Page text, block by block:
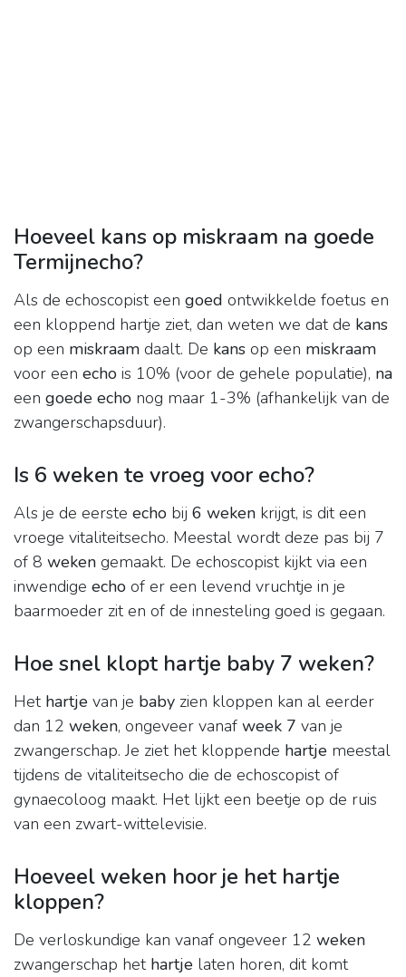
Hoeveel kans op miskraam na goede
Termijnecho?
Als de echoscopist een goed ontwikkelde foetus en
een kloppend hartje ziet, dan weten we dat de kans
op een miskraam daalt. De kans op een miskraam
voor een echo is 10% (voor de gehele populatie), na
een goede echo nog maar 1-3% (afhankelijk van de
zwangerschapsduur).
Is 6 weken te vroeg voor echo?
Als je de eerste echo bij 6 weken krijgt, is dit een
vroege vitaliteitsecho. Meestal wordt deze pas bij 7
of 8 weken gemaakt. De echoscopist kijkt via een
inwendige echo of er een levend vruchtje in je
baarmoeder zit en of de innesteling goed is gegaan.
Hoe snel klopt hartje baby 7 weken?
Het hartje van je baby zien kloppen kan al eerder
dan 12 weken, ongeveer vanaf week 7 van je
zwangerschap. Je ziet het kloppende hartje meestal
tijdens de vitaliteitsecho die de echoscopist of
gynaecoloog maakt. Het lijkt een beetje op de ruis
van een zwart-wittelevisie.
Hoeveel weken hoor je het hartje
kloppen?
De verloskundige kan vanaf ongeveer 12 weken
zwangerschap het hartje laten horen, dit komt